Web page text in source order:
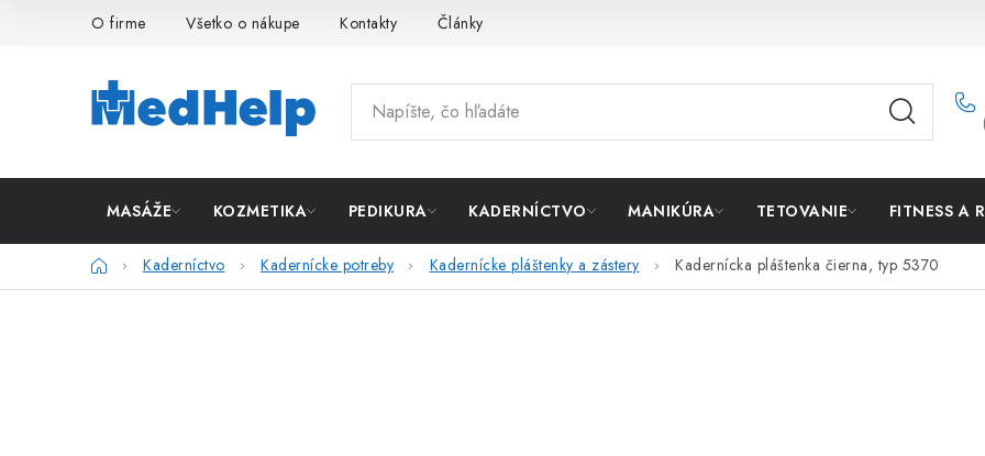
O firme Všetko o nákupe Kontakty Články
MASÁŽE KOZMETIKA PEDIKURA KADERNÍCTVO MANIKÚRA TETOVANIE FITNESS A
DomovKaderníctvo Kadernícke potreby Kadernícke pláštenky a zástery Kadernícka pláštenka čierna, typ 5370